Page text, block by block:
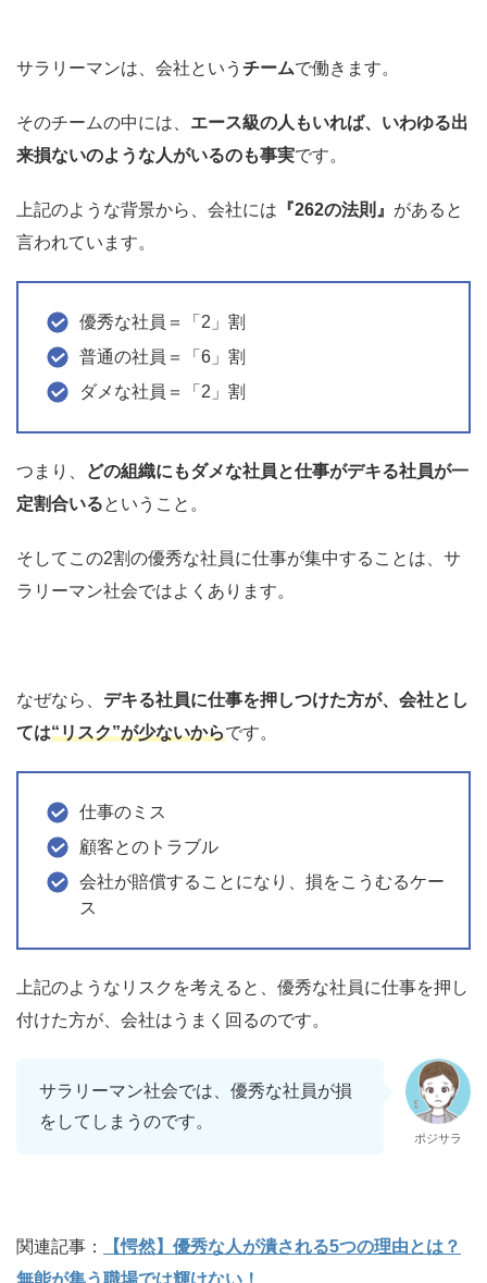
サラリーマンは、会社という チームで働きます。
そのチームの中には、 エース級の人もいれば、いわゆる出
来損ないのような人がいるのも事実です。
上記のような背景から、会社には 『262の法則』 があると
言われています。
優秀な社員＝「2」割
普通の社員＝「6」割
ダメな社員＝「2」割
つまり、
どの組織にもダメな社員と仕事がデキる社員が一
定割合いるということ。
そしてこの2割の優秀な社員に仕事が集中することは、サ
ラリーマン社会ではよくあります。
なぜなら、 デキる社員に仕事を押しつけた方が、会社とし
ては“リスク”が少ないからです。
仕事のミス
顧客とのトラブル
会社が賠償することになり、損をこうむるケー
ス
上記のようなリスクを考えると、優秀な社員に仕事を押し
付けた方が、会社はうまく回るのです。
サラリーマン社会では、優秀な社員が損
をしてしまうのです。
ポジサラ
関連記事：
【愕然】優秀な人が潰される5つの理由とは？